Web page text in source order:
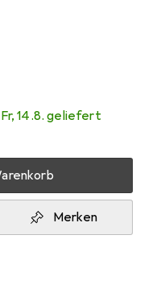
Fr, 14.8. geliefert
Merken